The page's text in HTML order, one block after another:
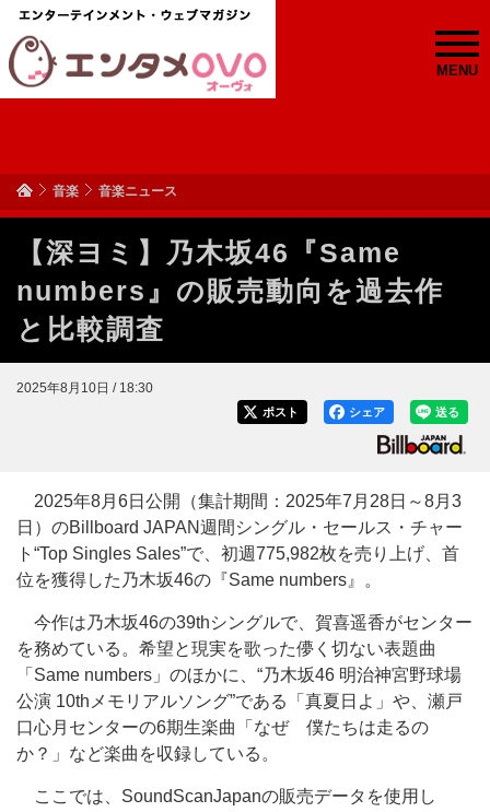
MENU
音楽 音楽ニュース
【深ヨミ】乃木坂46『Same
numbers』の販売動向を過去作
と比較調査
2025年8月10日 / 18:30
送る
シェア
ポスト
2025年8月6日公開（集計期間：2025年7月28日～8月3
日）のBillboard JAPAN週間シングル・セールス・チャー
ト“Top Singles Sales”で、初週775,982枚を売り上げ、首
位を獲得した乃木坂46の『Same numbers』。
今作は乃木坂46の39thシングルで、賀喜遥香がセンター
を務めている。希望と現実を歌った儚く切ない表題曲
「Same numbers」のほかに、“乃木坂46 明治神宮野球場
公演 10thメモリアルソング”である「真夏日よ」や、瀬戸
口心月センターの6期生楽曲「なぜ 僕たちは走るの
か？」など楽曲を収録している。
ここでは、SoundScanJapanの販売データを使用し